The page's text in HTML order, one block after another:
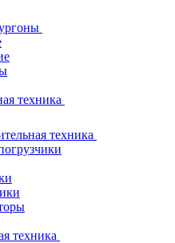
техника
техника
техника